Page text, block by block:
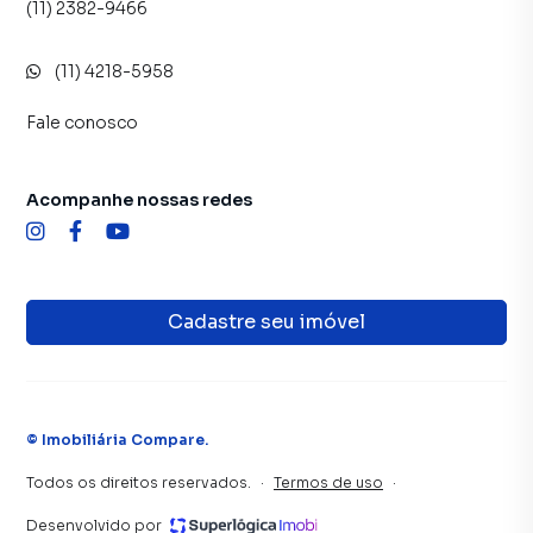
(11) 2382-9466
(11) 4218-5958
Fale conosco
Cadastre seu imóvel
Acompanhe nossas redes
© Imobiliária Compare.
Todos os direitos reservados. · Termos de uso ·
Desenvolvido por